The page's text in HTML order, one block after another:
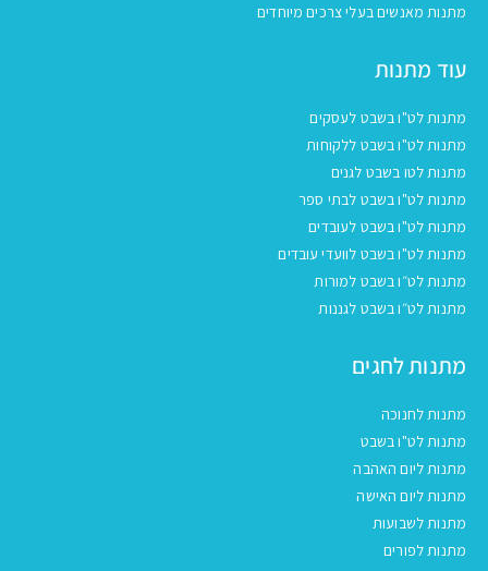
מתנות מאנשים בעלי צרכים מיוחדים
עוד מתנות
מתנות לט"ו בשבט לעסקים
מתנות לט"ו בשבט ללקוחות
מתנות לטו בשבט לגנים
מתנות לט"ו בשבט לבתי ספר
מתנות לט"ו בשבט לעובדים
מתנות לט"ו בשבט לוועדי עובדים
מתנות לט״ו בשבט למורות
מתנות לט״ו בשבט לגננות
מתנות לחגים
מתנות לחנוכה
מתנות לט"ו בשבט
מתנות ליום האהבה
מתנות ליום האישה
מתנות לשבועות
מתנות לפורים